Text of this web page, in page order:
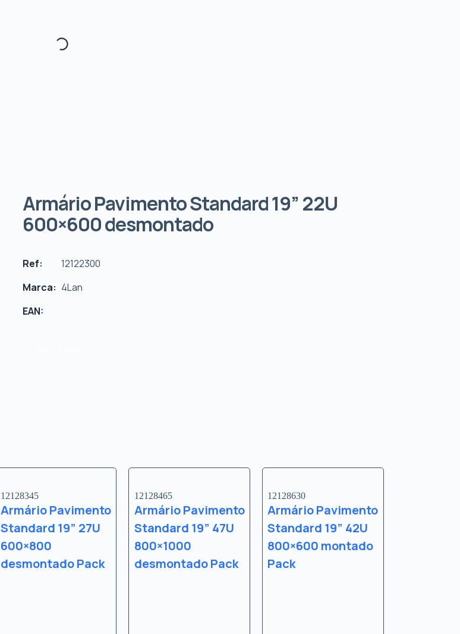
Armário Pavimento Standard 19” 22U
600×600 desmontado
Ref:
12122300
Marca: 4Lan
EAN:
12128345
Armário Pavimento
Standard 19” 27U
600×800
desmontado Pack
12128465
Armário Pavimento
Standard 19” 47U
800×1000
desmontado Pack
12128630
Armário Pavimento
Standard 19” 42U
800×600 montado
Pack